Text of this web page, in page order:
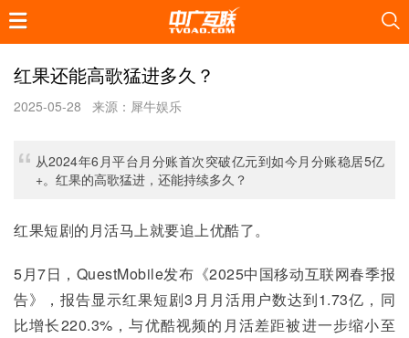
红果还能高歌猛进多久？
2025-05-28 来源：犀牛娱乐
从2024年6月平台月分账首次突破亿元到如今月分账稳居5亿
+。红果的高歌猛进，还能持续多久？
红果短剧的月活马上就要追上优酷了。
5月7日，QuestMobile发布《2025中国移动互联网春季报
告》，报告显示红果短剧3月月活用户数达到1.73亿，同
比增长220.3%，与优酷视频的月活差距被进一步缩小至